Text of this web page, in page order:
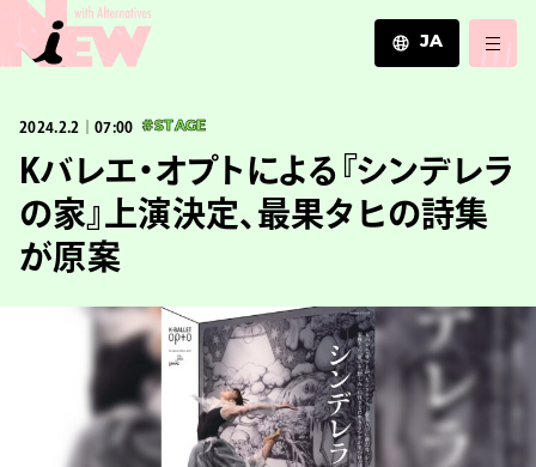
JA
ZH
2024.2.2｜07:00 #STAGE
Kバレエ・オプトによる『シンデレラ
の家』上演決定、最果タヒの詩集
が原案